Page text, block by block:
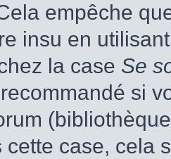
empêche
insu en
la case Se
recommandé si
cette case, cela